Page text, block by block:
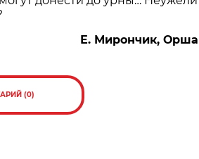
Е. Мирончик, Орша
(0)